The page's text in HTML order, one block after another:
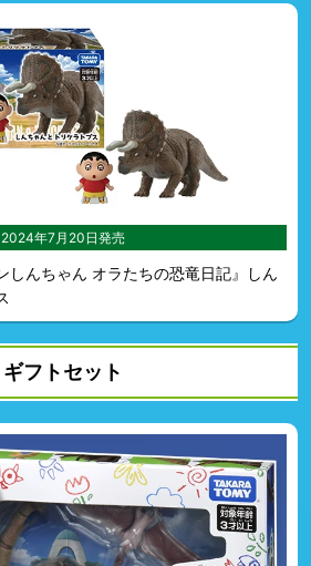
2024年7月20日発売
んちゃん オラたちの恐竜日記』しん
ギフトセット